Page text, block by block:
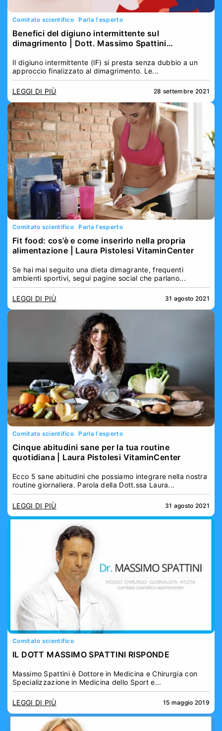
Comitato scientifico Parla l'esperto
Benefici del digiuno intermittente sul
dimagrimento | Dott. Massimo Spattini
Il digiuno intermittente (IF) si presta senza dubbio a un
approccio finalizzato al dimagrimento. Le...
LEGGI DI PIÙ 28 settembre 2021
Comitato scientifico Parla l'esperto
Fit food: cos’è e come inserirlo nella propria
alimentazione | Laura Pistolesi VitaminCenter
Se hai mai seguito una dieta dimagrante, frequenti
ambienti sportivi, segui pagine social che parlano...
LEGGI DI PIÙ 31 agosto 2021
Comitato scientifico Parla l'esperto
Cinque abitudini sane per la tua routine
quotidiana | Laura Pistolesi VitaminCenter
Ecco 5 sane abitudini che possiamo integrare nella nostra
routine giornaliera. Parola della Dott.ssa Laura...
LEGGI DI PIÙ 31 agosto 2021
Comitato scientifico
IL DOTT MASSIMO SPATTINI RISPONDE
Massimo Spattini è Dottore in Medicina e Chirurgia con
Specializzazione in Medicina dello Sport e...
LEGGI DI PIÙ 15 maggio 2019